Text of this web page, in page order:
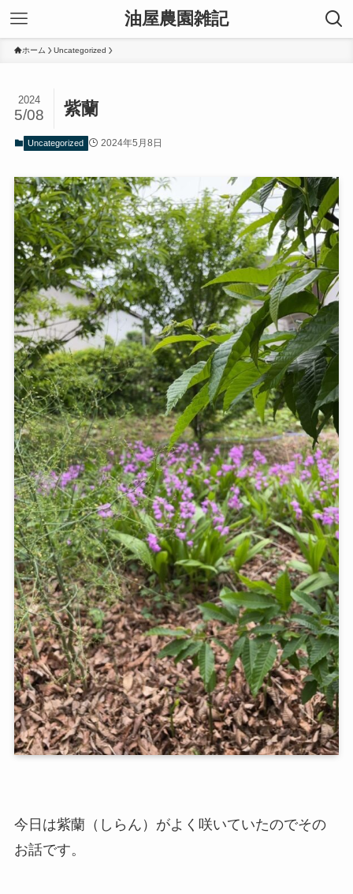
油屋農園雑記
ホーム Uncategorized
紫蘭
2024
5/08
Uncategorized 2024年5月8日
今日は紫蘭（しらん）がよく咲いていたのでその
お話です。